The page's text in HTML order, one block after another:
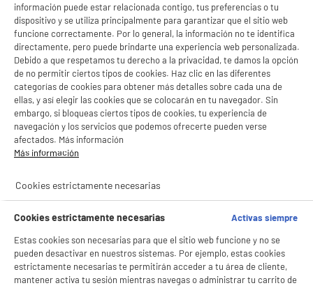
información puede estar relacionada contigo, tus preferencias o tu
dispositivo y se utiliza principalmente para garantizar que el sitio web
funcione correctamente. Por lo general, la información no te identifica
directamente, pero puede brindarte una experiencia web personalizada.
Debido a que respetamos tu derecho a la privacidad, te damos la opción
de no permitir ciertos tipos de cookies. Haz clic en las diferentes
categorías de cookies para obtener más detalles sobre cada una de
ellas, y así elegir las cookies que se colocarán en tu navegador. Sin
embargo, si bloqueas ciertos tipos de cookies, tu experiencia de
navegación y los servicios que podemos ofrecerte pueden verse
afectados. Más información
Más información
Cookies estrictamente necesarias
Cookies estrictamente necesarias
Activas siempre
Estas cookies son necesarias para que el sitio web funcione y no se
pueden desactivar en nuestros sistemas. Por ejemplo, estas cookies
estrictamente necesarias te permitirán acceder a tu área de cliente,
mantener activa tu sesión mientras navegas o administrar tu carrito de